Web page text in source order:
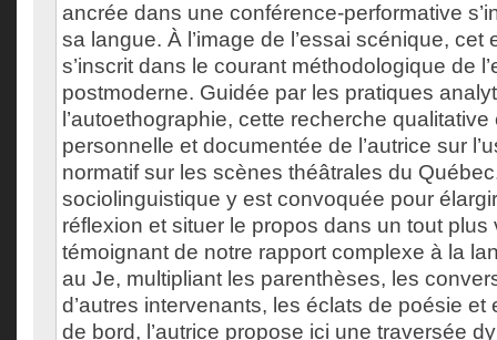
ancrée dans une conférence-performative
sa langue. À l’image de l’essai scénique, cet
s’inscrit dans le courant méthodologique de
postmoderne. Guidée par les pratiques
l’autoethographie, cette recherche
personnelle et documentée de l’autrice sur
normatif sur les scènes théâtrales du
sociolinguistique y est convoquée pour
réflexion et situer le propos dans un tout plus
témoignant de notre rapport complexe à la
au Je, multipliant les parenthèses, les
d’autres intervenants, les éclats de poésie et
de bord, l’autrice propose ici une traversée